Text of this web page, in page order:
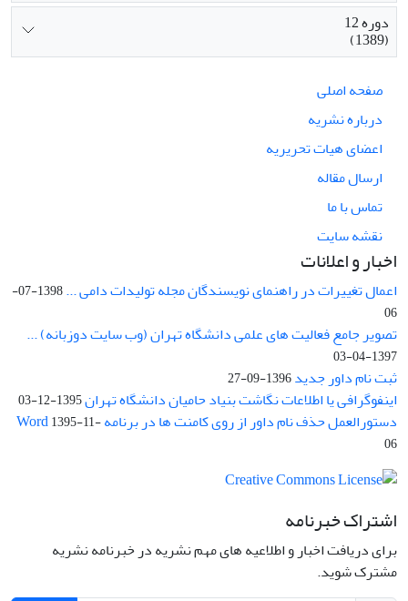
دوره 12
(1389)
صفحه اصلی
درباره نشریه
اعضای هیات تحریریه
ارسال مقاله
تماس با ما
نقشه سایت
اخبار و اعلانات
اعمال تغییرات در راهنمای نویسندگان مجله تولیدات دامی ...
1398-07-
06
تصویر جامع فعالیت های علمی دانشگاه تهران (وب سایت دوزبانه) ...
1397-04-03
ثبت نام داور جدید1396-09-27
اینفوگرافی یا اطلاعات نگاشت بنیاد حامیان دانشگاه تهران1395-12-03
دستورالعمل حذف نام داور از روی کامنت ها در برنامه Word1395-11-
06
اشتراک خبرنامه
برای دریافت اخبار و اطلاعیه های مهم نشریه در خبرنامه نشریه
مشترک شوید.